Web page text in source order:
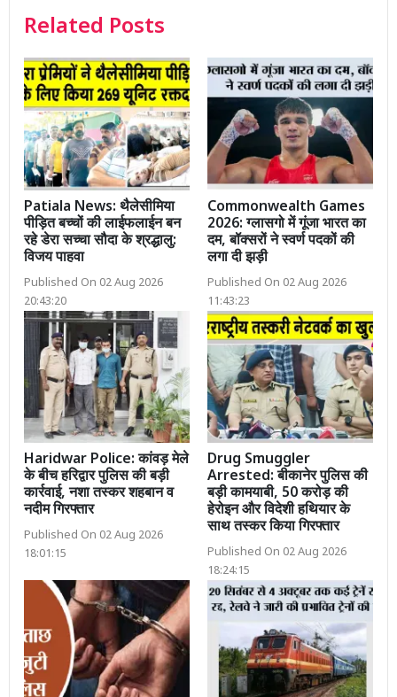
Related Posts
Patiala News: थैलेसीमिया
पीड़ित बच्चों की लाईफलाईन बन
रहे डेरा सच्चा सौदा के श्रद्धालु:
विजय पाहवा
Published On 02 Aug 2026
20:43:20
Commonwealth Games
2026: ग्लासगो में गूंजा भारत का
दम, बॉक्सरों ने स्वर्ण पदकों की
लगा दी झड़ी
Published On 02 Aug 2026
11:43:23
Haridwar Police: कांवड़ मेले
के बीच हरिद्वार पुलिस की बड़ी
कार्रवाई, नशा तस्कर शहबान व
नदीम गिरफ्तार
Published On 02 Aug 2026
18:01:15
Drug Smuggler
Arrested: बीकानेर पुलिस की
बड़ी कामयाबी, 50 करोड़ की
हेरोइन और विदेशी हथियार के
साथ तस्कर किया गिरफ्तार
Published On 02 Aug 2026
18:24:15